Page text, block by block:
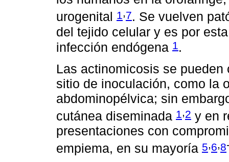
urogenital 1 ,7. Se vuelven
del tejido celular y es por
infección endógena 1 .
Las actinomicosis se
sitio de inoculación, como la
abdominopélvica; sin
cutánea diseminada 1,2 y en
presentaciones con
empiema, en su mayoría 5,6,8